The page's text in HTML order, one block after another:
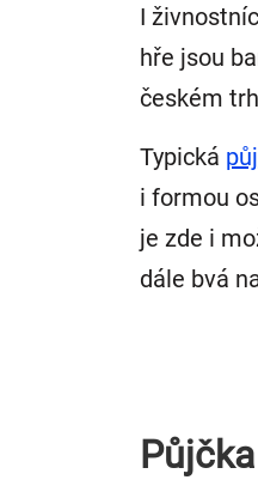
I
hře jsou
českém
Typická
i formou
je zde i
dále bvá